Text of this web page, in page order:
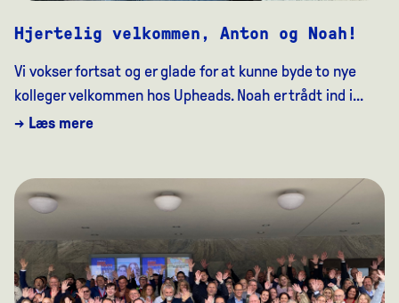
Hjertelig velkommen, Anton og Noah!
Vi vokser fortsat og er glade for at kunne byde to nye
kolleger velkommen hos Upheads. Noah er trådt ind i...
→ Læs mere